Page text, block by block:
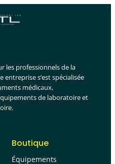
les professionnels de la
s’est spécialisée
médicaux,
de laboratoire et
Boutique
Équipements